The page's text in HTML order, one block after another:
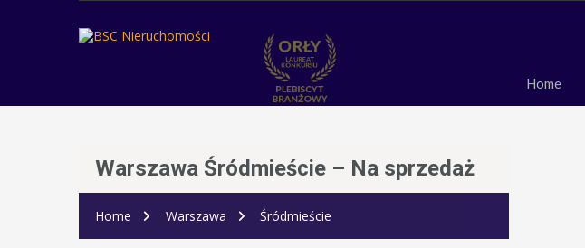
Home
Warszawa Śródmieście – Na sprzedaż
Home Warszawa Śródmieście